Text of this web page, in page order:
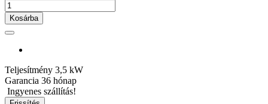
Kosárba
Teljesítmény 3,5 kW
Garancia 36 hónap
Ingyenes szállítás!